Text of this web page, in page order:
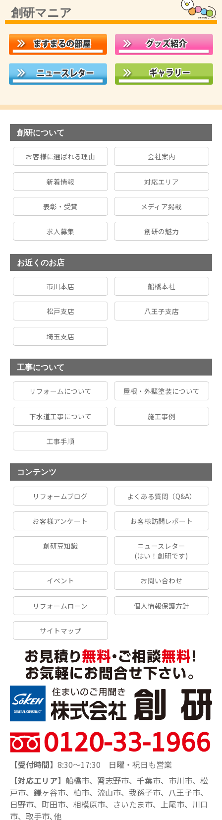
創研マニア
創研について
お客様に選ばれる理由 会社案内
新着情報 対応エリア
表彰・受賞 メディア掲載
求人募集 創研の魅力
お近くのお店
市川本店 船橋本社
松戸支店 八王子支店
埼玉支店
工事について
リフォームについて 屋根・外壁塗装について
下水道工事について 施工事例
工事手順
コンテンツ
リフォームブログ よくある質問（Q&A）
お客様アンケート お客様訪問レポート
創研豆知識
ニュースレター
(はい！創研です)
イベント お問い合わせ
リフォームローン 個人情報保護方針
サイトマップ
【受付時間】 8:30～17:30 日曜・祝日も営業
【対応エリア】 船橋市、習志野市、千葉市、市川市、松
戸市、鎌ヶ谷市、柏市、流山市、我孫子市、八王子市、
日野市、町田市、相模原市、さいたま市、上尾市、川口
市、取手市､他